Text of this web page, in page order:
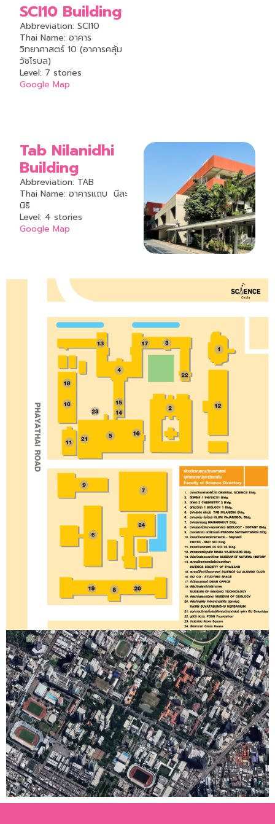
SCI10 Building
Abbreviation: SCI10
Thai Name: อาคาร
วิทยาศาสตร์ 10 (อาคารคลุ้ม
วัชโรบล)
Level: 7 stories
Google Map
Tab Nilanidhi
Building
Abbreviation: TAB
Thai Name: อาคารแถบ นีละ
นิธิ
Level: 4 stories
Google Map